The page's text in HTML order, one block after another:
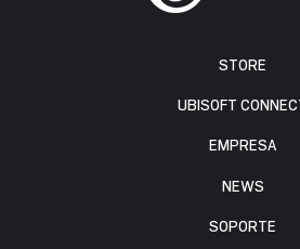
STORE
UBISOFT
EMPRESA
NEWS
SOPORTE